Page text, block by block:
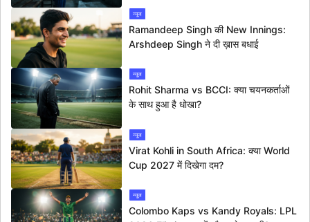
न्यूज
Ramandeep Singh की New Innings:
Arshdeep Singh ने दी ख़ास बधाई
न्यूज
Rohit Sharma vs BCCI: क्या चयनकर्ताओं
के साथ हुआ है धोखा?
न्यूज
Virat Kohli in South Africa: क्या World
Cup 2027 में दिखेगा दम?
न्यूज
Colombo Kaps vs Kandy Royals: LPL